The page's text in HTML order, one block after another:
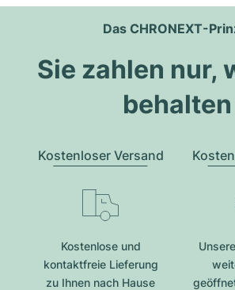
Das CHRONEXT-
Sie zahlen nur,
behalten
Kostenloser Versand
Kostenlose und
kontaktfreie Lieferung
zu Ihnen nach Hause